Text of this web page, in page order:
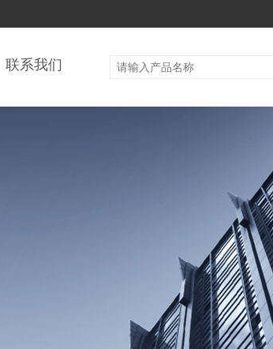
联系我们